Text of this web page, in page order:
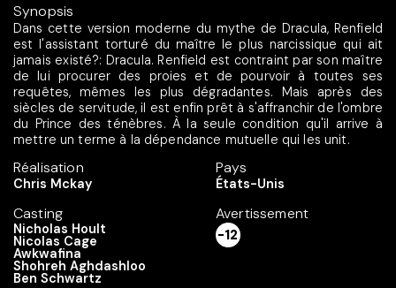
Synopsis
Dans cette version moderne du mythe de Dracula, Renfield
est l'assistant torturé du maître le plus narcissique qui ait
jamais existé?: Dracula. Renfield est contraint par son maître
de lui procurer des proies et de pourvoir à toutes ses
requêtes, mêmes les plus dégradantes. Mais après des
siècles de servitude, il est enfin prêt à s'affranchir de l'ombre
du Prince des ténèbres. À la seule condition qu'il arrive à
mettre un terme à la dépendance mutuelle qui les unit.
Réalisation
Chris Mckay
Casting
Nicholas Hoult
Nicolas Cage
Awkwafina
Shohreh Aghdashloo
Ben Schwartz
Pays
États-Unis
Avertissement
-12